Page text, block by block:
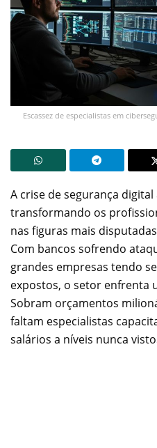
Escassez de especialistas em
A crise de segurança
transformando os
nas figuras mais
Com bancos sofrendo
grandes empresas tendo
expostos, o setor enfrenta
Sobram orçamentos
faltam especialistas
salários a níveis nunca